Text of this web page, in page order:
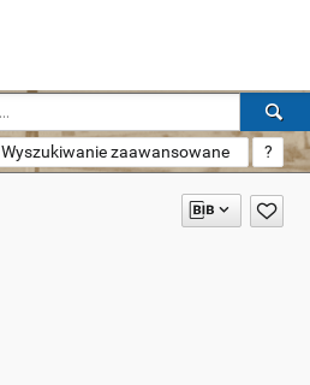
Wyszukiwanie zaawansowane ?